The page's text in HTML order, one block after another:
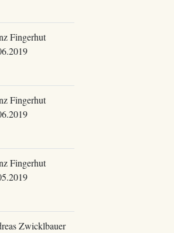
Fingerhut
Fingerhut
Fingerhut
Zwicklbauer